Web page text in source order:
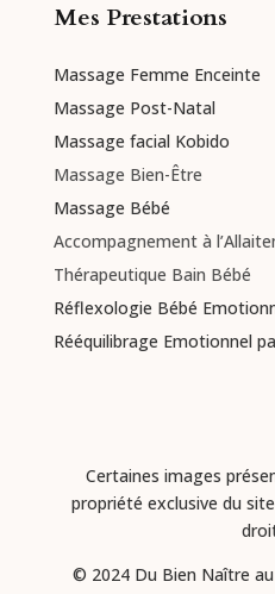
Mes Prestations
Massage Femme Enceinte
Massage Post-Natal
Massage facial Kobido
Massage Bien-Être
Massage Bébé
Accompagnement à
Thérapeutique Bain Bébé
Réflexologie Bébé
Rééquilibrage Emotionnel
Certaines images
propriété exclusive du
© 2024 Du Bien Naître